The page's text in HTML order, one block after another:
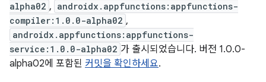
alpha02 , androidx.appfunctions:appfunctions-
compiler:1.0.0-alpha02 ,
androidx.appfunctions:appfunctions-
service:1.0.0-alpha02 가 출시되었습니다. 버전 1.0.0-
alpha02에 포함된 커밋을 확인하세요.